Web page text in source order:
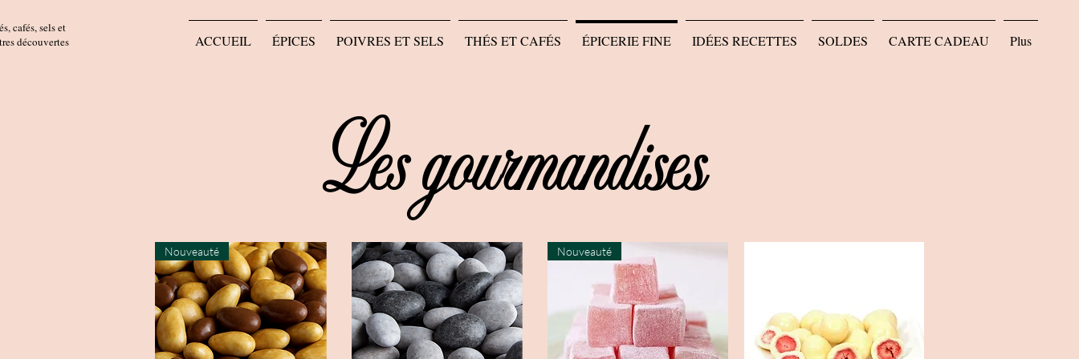
cafés, sels et
découvertes
ACCUEIL ÉPICES POIVRES ET SELS THÉS ET CAFÉS ÉPICERIE FINE IDÉES RECETTES SOLDES CARTE CADEAU Plus
Les gourmandises
Nouveauté Nouveauté